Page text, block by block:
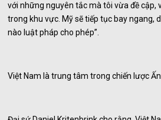
với những nguyên tắc mà tôi vừa đề cập,
trong khu vực. Mỹ sẽ tiếp tục bay ngang,
nào luật pháp cho phép”.
Việt Nam là trung tâm trong chiến lược